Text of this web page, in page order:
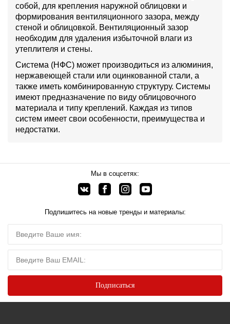
собой, для крепления наружной облицовки и
формирования вентиляционного зазора, между
стеной и облицовкой. Вентиляционный зазор
необходим для удаления избыточной влаги из
утеплителя и стены.
Система (НФС) может производиться из алюминия,
нержавеющей стали или оцинкованной стали, а
также иметь комбинированную структуру. Системы
имеют предназначение по виду облицовочного
материала и типу креплений. Каждая из типов
систем имеет свои особенности, преимущества и
недостатки.
Мы в соцсетях:
Подпишитесь на новые тренды и материалы: